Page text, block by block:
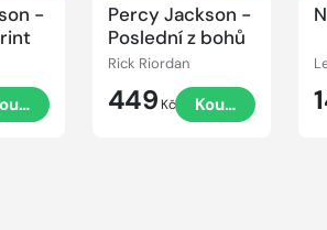
-
Percy Jackson -
Poslední z bohů
Rick Riordan
449 Kč Koupit